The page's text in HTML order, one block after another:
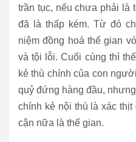
trần tục, nếu chưa phải là
đã là thấp kém. Từ đó
niệm đồng hoá thế gian
và tội lỗi. Cuối cùng thì
kẻ thù chính của con
quỷ đứng hàng đầu,
chính kẻ nội thù là xác
cận nữa là thế gian.